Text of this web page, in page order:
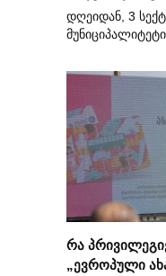
დღეიდან, 3
რა
„ევროპული